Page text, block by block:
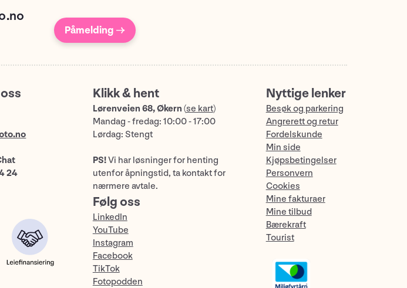
Påmelding →
24
Klikk & hent
Lørenveien 68, Økern (se kart)
Mandag - fredag: 10:00 - 17:00
Lørdag: Stengt
PS!Vi har løsninger for henting
utenfor åpningstid, ta kontakt for
nærmere avtale.
Følg oss
LinkedIn
YouTube
Instagram
Facebook
TikTok
Fotopodden
Nyttige lenker
Besøk og parkering
Angrerett og retur
Fordelskunde
Min side
Kjøpsbetingelser
Personvern
Cookies
Mine fakturaer
Mine tilbud
Bærekraft
Tourist